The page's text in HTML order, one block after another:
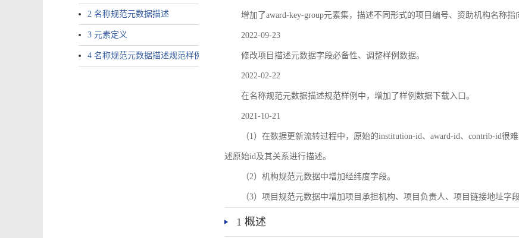
2 名称规范元数据描述
3 元素定义
4 名称规范元数据描述规范样例
增加了award-key-group元素集，描述不同形式的项目编号、资助机构名称指
2022-09-23
修改项目描述元数据字段必备性、调整样例数据。
2022-02-22
在名称规范元数据描述规范样例中，增加了样例数据下载入口。
2021-10-21
（1）在数据更新流转过程中，原始的institution-id、award-id、contrib-id
述原始id及其关系进行描述。
（2）机构规范元数据中增加经纬度字段。
（3）项目规范元数据中增加项目承担机构、项目负责人、项目链接地址字段
1 概述